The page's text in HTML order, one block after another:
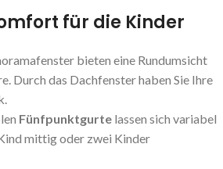
für die Kinder
bieten eine Rundumsicht
Durch das Dachfenster haben Sie Ihre
Fünfpunktgurte lassen sich variabel
mittig oder zwei Kinder